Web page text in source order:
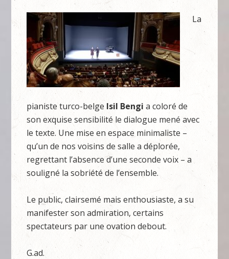
La
pianiste turco-belge Isil Bengi a coloré de
son exquise sensibilité le dialogue mené avec
le texte. Une mise en espace minimaliste –
qu’un de nos voisins de salle a déplorée,
regrettant l’absence d’une seconde voix – a
souligné la sobriété de l’ensemble.
Le public, clairsemé mais enthousiaste, a su
manifester son admiration, certains
spectateurs par une ovation debout.
G.ad.